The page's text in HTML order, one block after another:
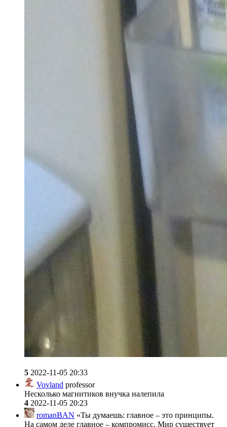
5 2022-11-05 20:33
Vovland professor
Несколько магнитиков внучка налепила
4 2022-11-05 20:23
romanBAN «Ты думаешь: главное – это принципы.
На самом деле главное – компромисс. Мир существует